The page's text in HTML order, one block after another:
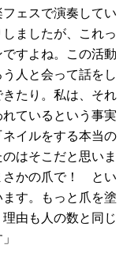
ェスで演奏してい
ましたが、これっ
すよね。この活動
人と会って話をし
たり。私は、それ
ているという事実
イルをする本当の
はそこだと思いま
さかの爪で！ とい
す。もっと爪を塗
由も人の数と同じ